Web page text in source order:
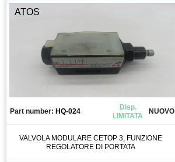
ATOS
Part number: HQ-024
Disp.
LIMITATA
NUOVO
VALVOLA MODULARE CETOP 3, FUNZIONE
REGOLATORE DI PORTATA